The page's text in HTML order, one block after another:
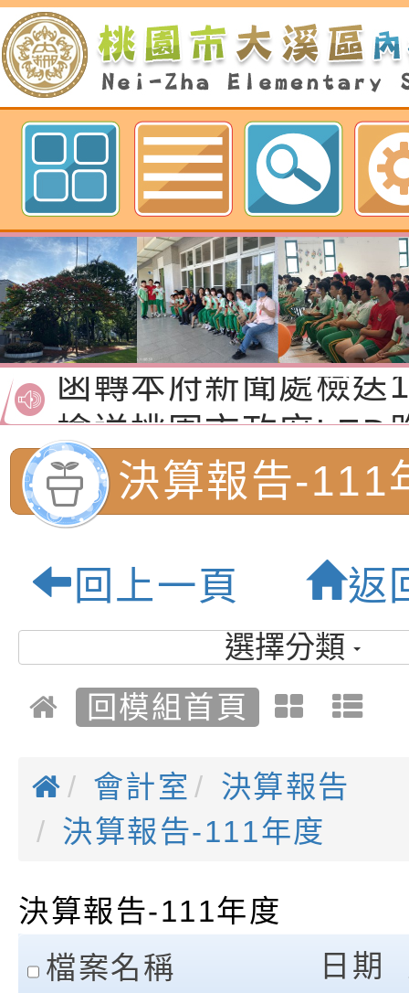
歡迎參觀：桃園市內柵國民小學網
函轉桃園市政府「
性(防空)演習執行計
轉桃園市政府「
（防空）演習－行動
演練」
檢送桃園市政府家庭
「115年度祖孫樂淘
節慶祝活動」海報電
函轉本府新聞處檢送
交通安全宣導標語播
道安宣導影像素材
檢送桃園市政府LED
字稿及LCD託播影片
檢送行政院新聞傳播
月份公共服務政策溝
檢送本市馬祖新村眷
區《植地有聲》主題
有關本市辦理115年
專注力研習營 「正
緒學習與生命教育(
梯次)」
檢送桃園市政府LED
字稿及LCD託播影片
函轉「2026台東博
海報電子檔及活動介
檢送桃園市政府家庭
「小桃家7月課程資
「HELLO新鮮人」
養練習題」、「青少
坊」、「祖孫樂淘桃
徵件活動」海報
有關本局115年「暑
年─青春專案」LED
字稿
為配合政府政策宣導
者權益暨落實保護青
檢送桃園市政府LED
服務資源資訊
檢送桃園市政府LED
字稿及LCD託播影（
函轉有關身心障礙者
決算報告-111
園市內柵國民
質教育園地
回上一頁 返
選擇分類
回模組首頁
會計室
決算報告
決算報告-111年度
決算報告-111年度
clickAll
檔案名稱 日期